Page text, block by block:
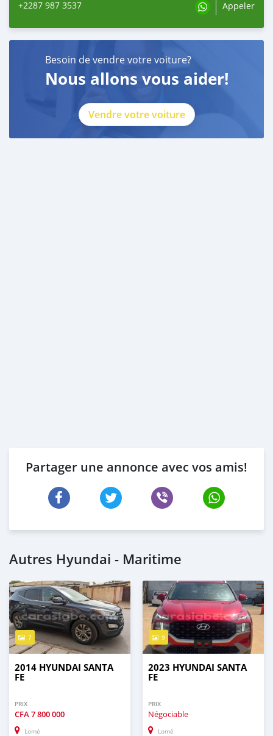
+2287 987 3537 Appeler
Besoin de vendre votre voiture?
Nous allons vous aider!
Vendre votre voiture
Partager une annonce avec vos amis!
Autres Hyundai - Maritime
7
2014 HYUNDAI SANTA
FE
PRIX
CFA7 800 000
Lomé
9
2023 HYUNDAI SANTA
FE
PRIX
Négociable
Lomé